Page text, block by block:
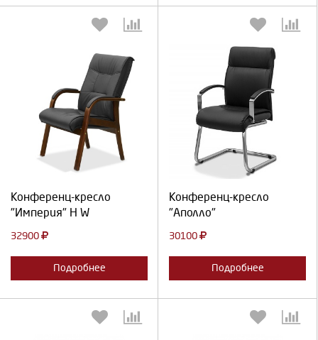
Конференц-кресло
"Империя" H W
32900
Подробнее
Выберите количество:
Конференц-кресло
"Аполло"
30100
Подробнее
Выберите количество:
Продолжить